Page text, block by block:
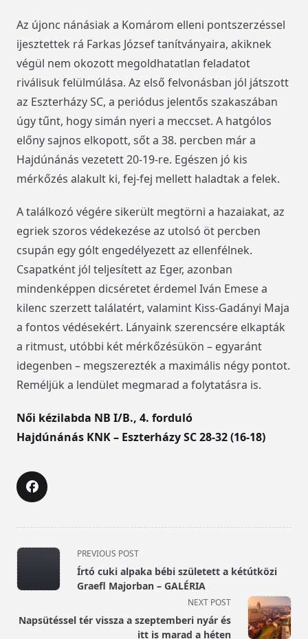
Az újonc nánásiak a Komárom elleni pontszerzéssel
ijesztettek rá Farkas József tanítványaira, akiknek
végül nem okozott megoldhatatlan feladatot
riválisuk felülmúlása. Az első felvonásban jól játszott
az Eszterházy SC, a periódus jelentős szakaszában
úgy tűnt, hogy simán nyeri a meccset. A hatgólos
előny sajnos elkopott, sőt a 38. percben már a
Hajdúnánás vezetett 20-19-re. Egészen jó kis
mérkőzés alakult ki, fej-fej mellett haladtak a felek.
A találkozó végére sikerült megtörni a hazaiakat, az
egriek szoros védekezése az utolsó öt percben
csupán egy gólt engedélyezett az ellenfélnek.
Csapatként jól teljesített az Eger, azonban
mindenképpen dicséretet érdemel Iván Emese a
kilenc szerzett találatért, valamint Kiss-Gadányi Maja
a fontos védésekért. Lányaink szerencsére elkapták
a ritmust, utóbbi két mérkőzésükön – egyaránt
idegenben – megszerezték a maximális négy pontot.
Reméljük a lendület megmarad a folytatásra is.
Női kézilabda NB I/B., 4. forduló
Hajdúnánás KNK – Eszterházy SC 28-32 (16-18)
<span
class="nav-
subtitle
reader-
PREVIOUS POST
Írtó cuki alpaka bébi született a kétútközi
Graefl Majorban – GALÉRIA
NEXT POST
Napsütéssel tér vissza a szeptemberi nyár és
itt is marad a héten